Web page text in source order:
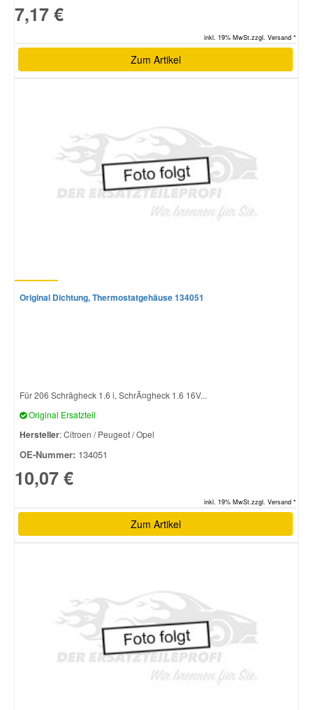
7,17 €
inkl. 19% MwSt.zzgl. Versand *
Zum Artikel
Original Dichtung, Thermostatgehäuse 134051
Für 206 Schrägheck 1.6 i, SchrÃ¤gheck 1.6 16V...
Original Ersatzteil
Hersteller: Citroen / Peugeot / Opel
OE-Nummer: 134051
10,07 €
inkl. 19% MwSt.zzgl. Versand *
Zum Artikel